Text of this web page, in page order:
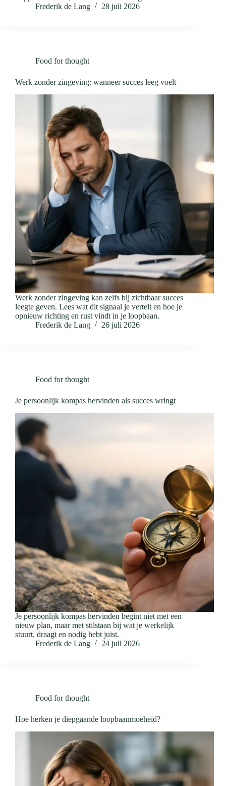
Frederik de Lang
28 juli 2026
Food for thought
Werk zonder zingeving: wanneer succes leeg voelt
Werk zonder zingeving kan zelfs bij zichtbaar succes
leegte geven. Lees wat dit signaal je vertelt en hoe je
opnieuw richting en rust vindt in je loopbaan.
Frederik de Lang
26 juli 2026
Food for thought
Je persoonlijk kompas hervinden als succes wringt
Je persoonlijk kompas hervinden begint niet met een
nieuw plan, maar met stilstaan bij wat je werkelijk
stuurt, draagt en nodig hebt juist.
Frederik de Lang
24 juli 2026
Food for thought
Hoe herken je diepgaande loopbaanmoeheid?